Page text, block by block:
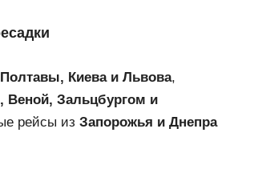
Киева и Львова,
Веной, Зальцбургом и
рейсы из Запорожья и Днепра